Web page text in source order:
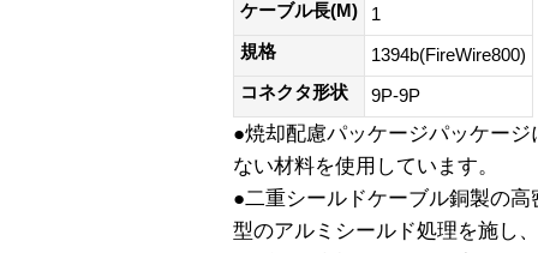
ケーブル長(M)
1
規格
1394b(FireWire800)
コネクタ形状
9P-9P
●焼却配慮パッケージパッケー
ない材料を使用しています。
●二重シールドケーブル銅製の
型のアルミシールド処理を施し